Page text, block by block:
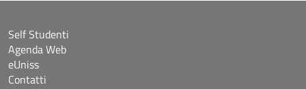
Self Studenti
Agenda Web
eUniss
Contatti